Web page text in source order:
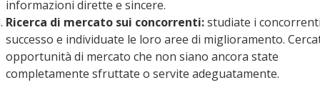
informazioni dirette e sincere.
Ricerca di mercato sui concorrenti:studiate i
successo e individuate le loro aree di miglioramento.
opportunità di mercato che non siano ancora state
completamente sfruttate o servite adeguatamente.